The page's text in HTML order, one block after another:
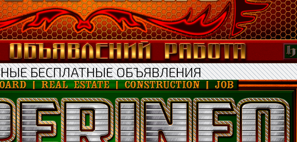
БЕСПЛАТНЫЕ ОБЪЯВЛЕНИЯ